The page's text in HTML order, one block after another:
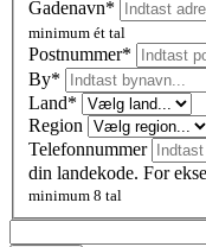
Gadenavn*
minimum ét tal
Postnummer*
By*
Land*
Region
Telefonnummer
din landekode. For
minimum 8 tal